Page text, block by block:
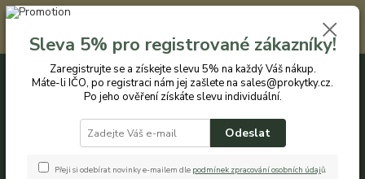
Registrovaným zákazníkům nabízíme slevu 5% na každý nákup. Máte-li
IČO, po registraci nám jej zašlete na sales@prokytky.cz. Po jeho ověření
získáte slevu individuální. Přejít na registraci →
CZK
+420 774 544 973 0ks
Sleva 5% pro registrované zákazníky!
Zaregistrujte se a získejte slevu 5% na každý Váš nákup.
Máte-li IČO, po registraci nám jej zašlete na sales@prokytky.cz.
Po jeho ověření získáte slevu individuální.
Odeslat
Přeji si odebírat novinky e-mailem dle podmínek zpracování osobních údajů.